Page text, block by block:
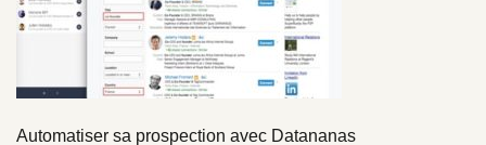
e
Automatiser sa prospection avec Datananas